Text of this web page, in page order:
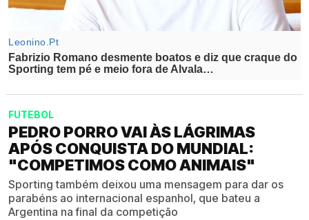
FUTEBOL
PEDRO PORRO VAI ÀS LÁGRIMAS
APÓS CONQUISTA DO MUNDIAL:
"COMPETIMOS COMO ANIMAIS"
Sporting também deixou uma mensagem para dar os
parabéns ao internacional espanhol, que bateu a
Argentina na final da competição